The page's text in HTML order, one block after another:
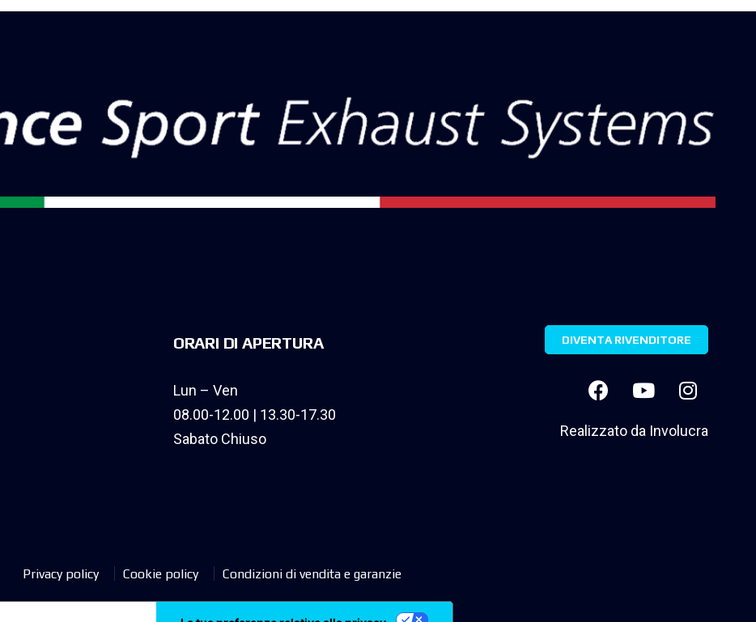
ORARI DI APERTURA
Lun – Ven
08.00-12.00 | 13.30-17.30
Sabato Chiuso
DIVENTA RIVENDITORE
Realizzato da Involucra
Privacy policy Cookie policy Condizioni di vendita e garanzie